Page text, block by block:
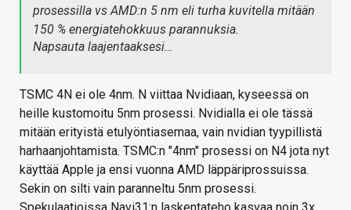
prosessilla vs AMD:n 5 nm eli turha kuvitella mitään
150 % energiatehokkuus parannuksia.
Napsauta laajentaaksesi…
TSMC 4N ei ole 4nm. N viittaa Nvidiaan, kyseessä on
heille kustomoitu 5nm prosessi. Nvidialla ei ole tässä
mitään erityistä etulyöntiasemaa, vain nvidian tyypillistä
harhaanjohtamista. TSMC:n "4nm" prosessi on N4 jota nyt
käyttää Apple ja ensi vuonna AMD läppäriprossuissa.
Sekin on silti vain paranneltu 5nm prosessi.